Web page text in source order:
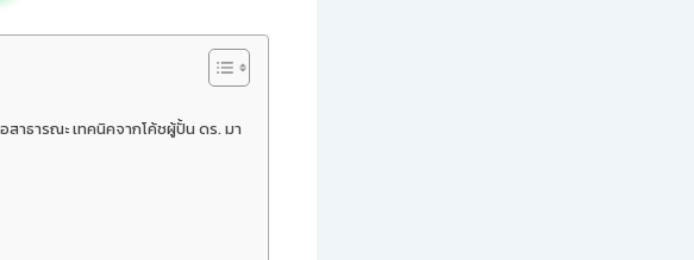
ธารณะ เทคนิคจากโค้ชผู้ปั้น ดร. มา